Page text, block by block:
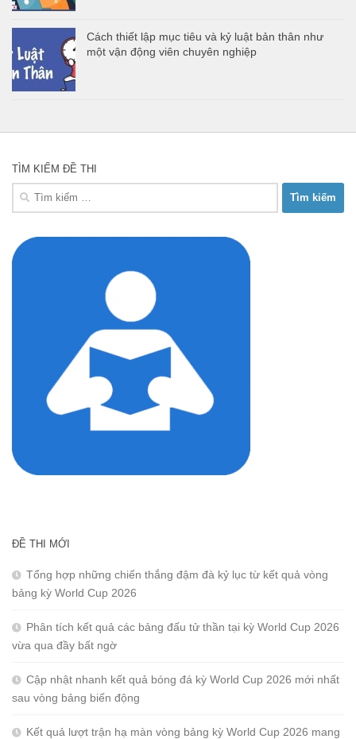
Cách thiết lập mục tiêu và kỷ luật bản thân như
một vận động viên chuyên nghiệp
TÌM KIẾM ĐỀ THI
Tìm
ĐỀ THI MỚI
Tổng hợp những chiến thắng đậm đà kỷ lục từ kết quả vòng
bảng kỳ World Cup 2026
Phân tích kết quả các bảng đấu tử thần tại kỳ World Cup 2026
vừa qua đầy bất ngờ
Cập nhật nhanh kết quả bóng đá kỳ World Cup 2026 mới nhất
sau vòng bảng biến động
Kết quả lượt trận hạ màn vòng bảng kỳ World Cup 2026 mang